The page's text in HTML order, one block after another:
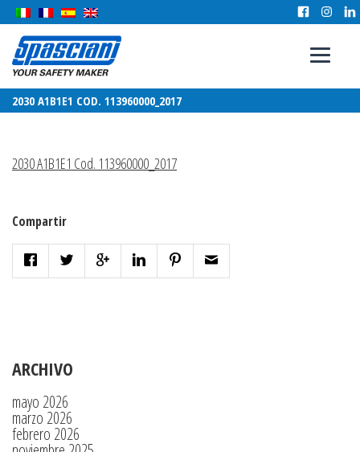
2030 A1B1E1 COD. 113960000_2017
2030 A1B1E1 Cod. 113960000_2017
Compartir
ARCHIVO
mayo 2026
marzo 2026
febrero 2026